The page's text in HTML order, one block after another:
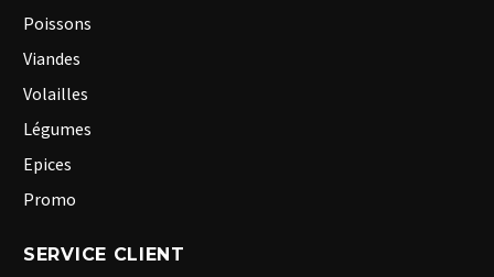
Poissons
Viandes
Volailles
Légumes
Epices
Promo
SERVICE CLIENT